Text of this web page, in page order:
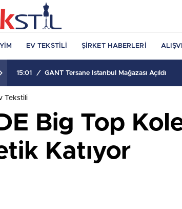
EV TEKSTILI ŞIRKET HABERLERI
15:01 / GANT Tersane İstanbul Mağazası Açıldı
Tekstili
Big Top
Katıyor